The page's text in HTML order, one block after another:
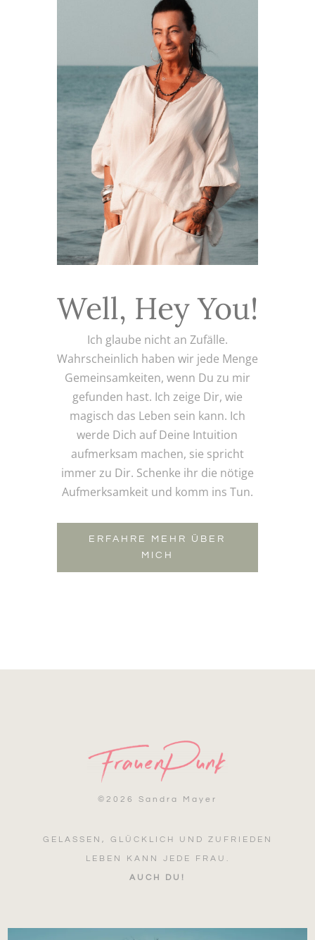
Well, Hey You!
Ich glaube nicht an Zufälle.
Wahrscheinlich haben wir jede Menge
Gemeinsamkeiten, wenn Du zu mir
gefunden hast. Ich zeige Dir, wie
magisch das Leben sein kann. Ich
werde Dich auf Deine Intuition
aufmerksam machen, sie spricht
immer zu Dir. Schenke ihr die nötige
Aufmerksamkeit und komm ins Tun.
ERFAHRE MEHR ÜBER
MICH
© 2026 Sandra Mayer
GELASSEN, GLÜCKLICH UND ZUFRIEDEN
LEBEN KANN JEDE FRAU.
AUCH DU!